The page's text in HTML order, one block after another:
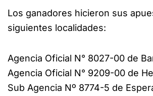
Los ganadores hicieron sus
siguientes localidades:
Agencia Oficial N° 8027-00 de
Agencia Oficial N° 9209-00 de
Sub Agencia Nº 8774-5 de